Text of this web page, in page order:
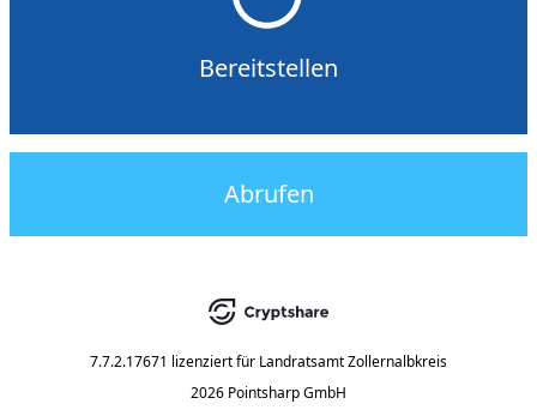
Bereitstellen
Abrufen
7.7.2.17671 lizenziert für Landratsamt Zollernalbkreis
2026 Pointsharp GmbH